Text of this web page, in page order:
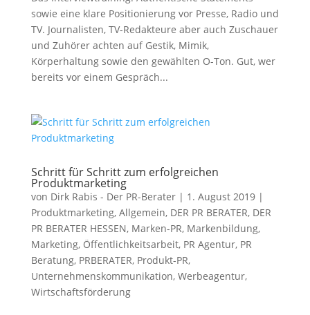
sowie eine klare Positionierung vor Presse, Radio und
TV. Journalisten, TV-Redakteure aber auch Zuschauer
und Zuhörer achten auf Gestik, Mimik,
Körperhaltung sowie den gewählten O-Ton. Gut, wer
bereits vor einem Gespräch...
Schritt für Schritt zum erfolgreichen
Produktmarketing
von Dirk Rabis - Der PR-Berater| 1. August 2019|
Produktmarketing, Allgemein, DER PR BERATER, DER
PR BERATER HESSEN, Marken-PR, Markenbildung,
Marketing, Öffentlichkeitsarbeit, PR Agentur, PR
Beratung, PRBERATER, Produkt-PR,
Unternehmenskommunikation, Werbeagentur,
Wirtschaftsförderung